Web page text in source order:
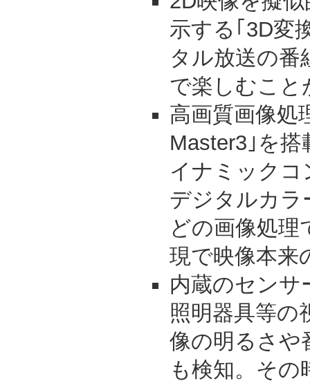
示する｢3D変
タル放送の番
で楽しむこと
高画質画像処
Master3｣を
イナミックコ
デジタルカラ
どの画像処理
現で映像本来
内蔵のセンサ
照明器具等の
像の明るさや
も検知。その